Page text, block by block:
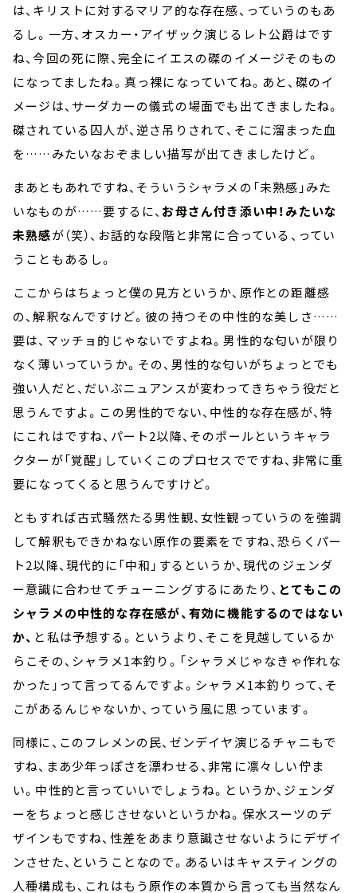
は、キリストに対するマリア的な存在感、っていうのもあ
るし。一方、オスカー・アイザック演じるレト公爵はです
ね、今回の死に際、完全にイエスの磔のイメージそのもの
になってましたね。真っ裸になっていてね。あと、磔のイ
メージは、サーダカーの儀式の場面でも出てきましたね。
磔されている囚人が、逆さ吊りされて、そこに溜まった血
を……みたいなおぞましい描写が出てきましたけど。
まあともあれですね、そういうシャラメの「未熟感」みた
いなものが……要するに、 お母さん付き添い中！みたいな
未熟感が（笑）、お話的な段階と非常に合っている、ってい
うこともあるし。
ここからはちょっと僕の見方というか、原作との距離感
の、解釈なんですけど。彼の持つその中性的な美しさ……
要は、マッチョ的じゃないですよね。男性的な匂いが限り
なく薄いっていうか。その、男性的な匂いがちょっとでも
強い人だと、だいぶニュアンスが変わってきちゃう役だと
思うんですよ。この男性的でない、中性的な存在感が、特
にこれはですね、パート2以降、そのポールというキャラ
クターが「覚醒」していくこのプロセスでですね、非常に重
要になってくると思うんですけど。
ともすれば古式騒然たる男性観、女性観っていうのを強調
して解釈もできかねない原作の要素をですね、恐らくパー
ト2以降、現代的に「中和」するというか、現代のジェンダ
ー意識に合わせてチューニングするにあたり、 とてもこの
シャラメの中性的な存在感が、有効に機能するのではない
か、 と私は予想する。というより、そこを見越しているか
らこその、シャラメ1本釣り。「シャラメじゃなきゃ作れな
かった」って言ってるんですよ。シャラメ1本釣りって、そ
こがあるんじゃないか、っていう風に思っています。
同様に、このフレメンの民、ゼンデイヤ演じるチャニもで
すね、まあ少年っぽさを漂わせる、非常に凛々しい佇ま
い。中性的と言っていいでしょうね。というか、ジェンダ
ーをちょっと感じさせないというかね。保水スーツのデ
ザインもですね、性差をあまり意識させないようにデザイ
ンさせた、ということなので。あるいはキャスティングの
人種構成も、これはもう原作の本質から言っても当然なん